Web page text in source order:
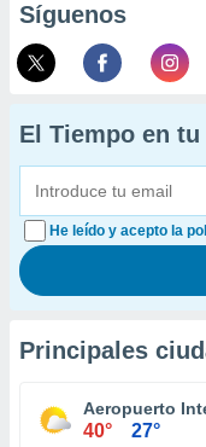
Síguenos
El Tiempo en tu
He leído y acepto la
Principales
Aeropuerto
40° 27°